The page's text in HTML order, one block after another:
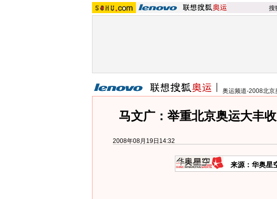
搜
奥运频道-2008北京
马文广：举重北京奥运大丰
2008年08月19日14:32
来源：华奥星